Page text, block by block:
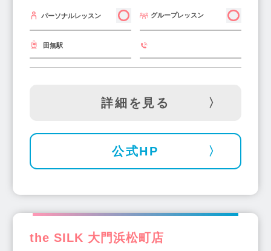
パーソナルレッスン グループレッスン
田無駅
詳細を見る
公式HP
the SILK 大門浜松町店